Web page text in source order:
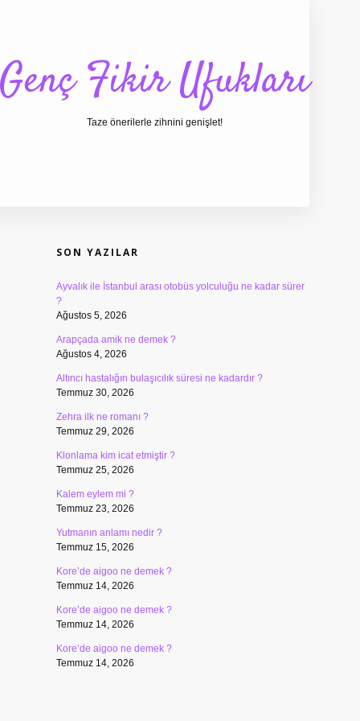
Genç Fikir Ufukları
Taze önerilerle zihnini genişlet!
SON YAZILAR
Ayvalık ile İstanbul arası otobüs yolculuğu ne kadar sürer
?
Ağustos 5, 2026
Arapçada amik ne demek ?
Ağustos 4, 2026
Altıncı hastalığın bulaşıcılık süresi ne kadardır ?
Temmuz 30, 2026
Zehra ilk ne romanı ?
Temmuz 29, 2026
Klonlama kim icat etmiştir ?
Temmuz 25, 2026
Kalem eylem mi ?
Temmuz 23, 2026
Yutmanın anlamı nedir ?
Temmuz 15, 2026
Kore’de aigoo ne demek ?
Temmuz 14, 2026
Kore’de aigoo ne demek ?
Temmuz 14, 2026
Kore’de aigoo ne demek ?
Temmuz 14, 2026